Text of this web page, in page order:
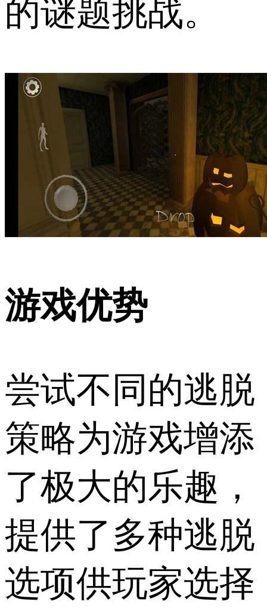
的谜题挑战。
游戏优势
尝试不同的逃脱
策略为游戏增添
了极大的乐趣，
提供了多种逃脱
选项供玩家选择